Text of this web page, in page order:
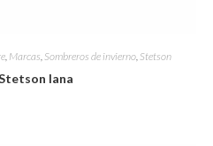
, Marcas Sombreros de invierno, Stetson
lana